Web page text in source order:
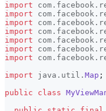
import
com . facebook .
import
com . facebook .
import
com . facebook .
import
com . facebook .
import
com . facebook .
import
com . facebook .
import
com . facebook .
import
java . util . Map ;
public
class